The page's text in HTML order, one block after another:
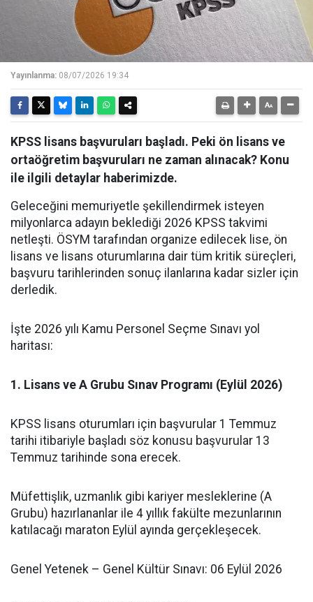
Yayınlanma: 08/07/2026 19:34
KPSS lisans başvuruları başladı. Peki ön lisans ve
ortaöğretim başvuruları ne zaman alınacak? Konu
ile ilgili detaylar haberimizde.
Geleceğini memuriyetle şekillendirmek isteyen
milyonlarca adayın beklediği 2026 KPSS takvimi
netleşti. ÖSYM tarafından organize edilecek lise, ön
lisans ve lisans oturumlarına dair tüm kritik süreçleri,
başvuru tarihlerinden sonuç ilanlarına kadar sizler için
derledik.
​İşte 2026 yılı Kamu Personel Seçme Sınavı yol
haritası:
​1. Lisans ve A Grubu Sınav Programı (Eylül 2026)
KPSS lisans oturumları için başvurular 1 Temmuz
tarihi itibariyle başladı söz konusu başvurular 13
Temmuz tarihinde sona erecek.
​Müfettişlik, uzmanlık gibi kariyer mesleklerine (A
Grubu) hazırlananlar ile 4 yıllık fakülte mezunlarının
katılacağı maraton Eylül ayında gerçekleşecek.
​Genel Yetenek – Genel Kültür Sınavı: 06 Eylül 2026